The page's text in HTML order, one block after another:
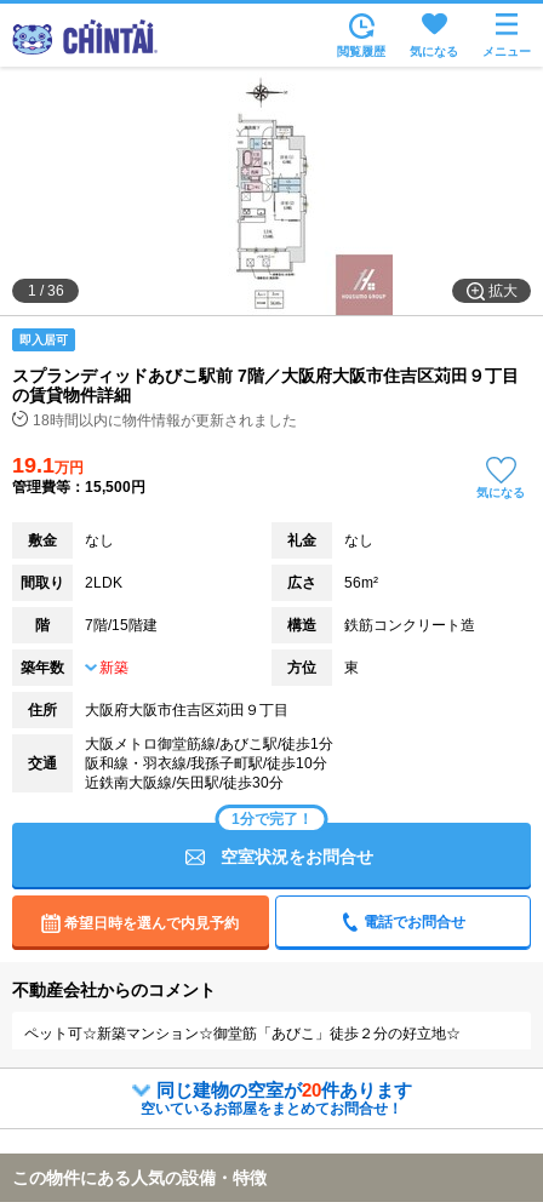
沿線・駅から
住所から
家賃相場から
通勤通学時間から
物件特集から
不動産会社から
閲覧履歴 気になる メニュー
拡大
1 /36
即入居可
スプランディッドあびこ駅前 7階／大阪府大阪市住吉区苅田９丁目
の賃貸物件詳細
18時間以内に物件情報が更新されました
19.1万円
管理費等：15,500円
気になる
敷金 なし 礼金 なし
間取り 2LDK 広さ 56m²
階 7階/15階建 構造 鉄筋コンクリート造
築年数 新築 方位 東
住所 大阪府大阪市住吉区苅田９丁目
交通
大阪メトロ御堂筋線/あびこ駅/徒歩1分
阪和線・羽衣線/我孫子町駅/徒歩10分
近鉄南大阪線/矢田駅/徒歩30分
1分で完了！
空室状況をお問合せ
希望日時を選んで内見予約 電話でお問合せ
不動産会社からのコメント
ペット可☆新築マンション☆御堂筋「あびこ」徒歩２分の好立地☆
同じ建物の空室が20件あります
空いているお部屋をまとめてお問合せ！
この物件にある人気の設備・特徴